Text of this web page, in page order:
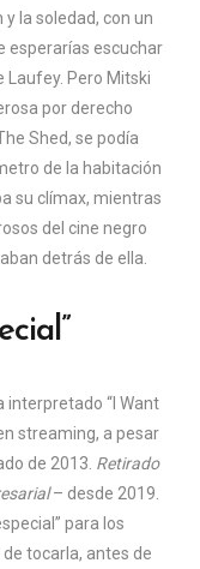
la soledad, con un
esperarías escuchar
Laufey. Pero Mitski
por derecho
Shed, se podía
de la habitación
su clímax, mientras
del cine negro
detrás de ella.
interpretado “I Want
streaming, a pesar
de 2013. Retirado
– desde 2019.
para los
tocarla, antes de